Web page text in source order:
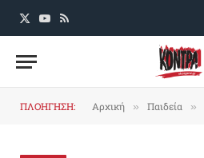
X
YouTube
RSS
ΠΛΟΗΓΗΣΗ: Αρχική » Παιδεία »